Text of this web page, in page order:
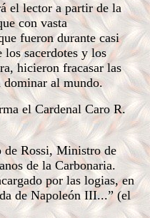
el lector a partir de la
con vasta
fueron durante casi
sacerdotes y los
hicieron fracasar las
dominar al mundo.
el Cardenal Caro R.
Rossi, Ministro de
de la Carbonaria.
por las logias, en
de Napoleón III...” (el